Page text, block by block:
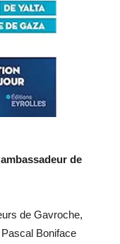
de
de Gavroche,
Boniface